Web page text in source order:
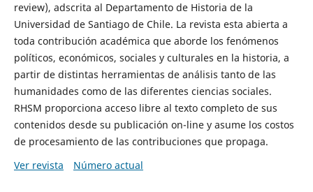
review), adscrita al Departamento de Historia de la
Universidad de Santiago de Chile. La revista esta abierta a
toda contribución académica que aborde los fenómenos
políticos, económicos, sociales y culturales en la historia, a
partir de distintas herramientas de análisis tanto de las
humanidades como de las diferentes ciencias sociales.
RHSM proporciona acceso libre al texto completo de sus
contenidos desde su publicación on-line y asume los costos
de procesamiento de las contribuciones que propaga.
Ver revista
Número actual